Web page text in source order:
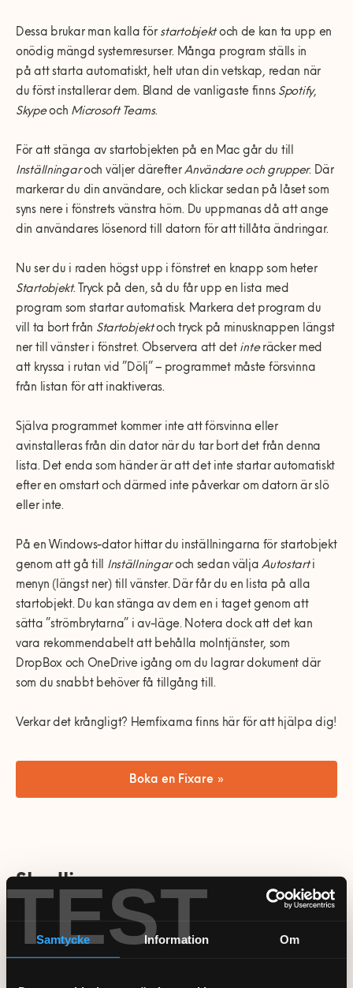
TEST
Samtycke Information Om
Dessa brukar man kalla för startobjektoch de kan ta upp en
onödig mängd systemresurser. Många program ställs in
på att starta automatiskt, helt utan din vetskap, redan när
du först installerar dem. Bland de vanligaste finns Spotify,
Skypeoch Microsoft Teams.
För att stänga av startobjekten på en Mac går du till
Inställningaroch väljer därefterAnvändare och grupper. Där
markerar du din användare, och klickar sedan på låset som
syns nere i fönstrets vänstra hörn. Du uppmanas då att ange
din användares lösenord till datorn för att tillåta ändringar.
Nu ser du i raden högst upp i fönstret en knapp som heter
Startobjekt. Tryck på den, så du får upp en lista med
program som startar automatisk. Markera det program du
vill ta bort från Startobjektoch tryck på minusknappen längst
ner till vänster i fönstret. Observera att det interäcker med
att kryssa i rutan vid ”Dölj” – programmet måste försvinna
från listan för att inaktiveras.
Själva programmet kommer inte att försvinna eller
avinstalleras från din dator när du tar bort det från denna
lista. Det enda som händer är att det inte startar automatiskt
efter en omstart och därmed inte påverkar om datorn är slö
eller inte.
På en Windows-dator hittar du inställningarna för startobjekt
genom att gå till Inställningaroch sedan väljaAutostarti
menyn (längst ner) till vänster. Där får du en lista på alla
startobjekt. Du kan stänga av dem en i taget genom att
sätta ”strömbrytarna” i av-läge. Notera dock att det kan
vara rekommendabelt att behålla molntjänster, som
DropBox och OneDrive igång om du lagrar dokument där
som du snabbt behöver få tillgång till.
Verkar det krångligt? Hemfixarna finns här för att hjälpa dig!
Boka en Fixare »
Skadlig programvara
Ibland, särskilt om ditt operativsystem är riktigt gammalt (i
princip före Windows 10 och innanWindows Defenderblev
drabbats av virus eller annan skadlig programvara. Idag ger